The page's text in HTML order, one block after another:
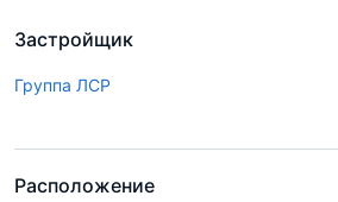
Застройщик
Группа ЛСР
Расположение